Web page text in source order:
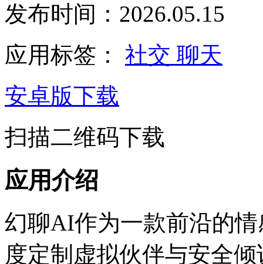
发布时间：2026.05.15
应用标签： 社交 聊天
安卓版下载
扫描二维码下载
应用介绍
幻聊AI作为一款前沿的
度定制虚拟伙伴与安全